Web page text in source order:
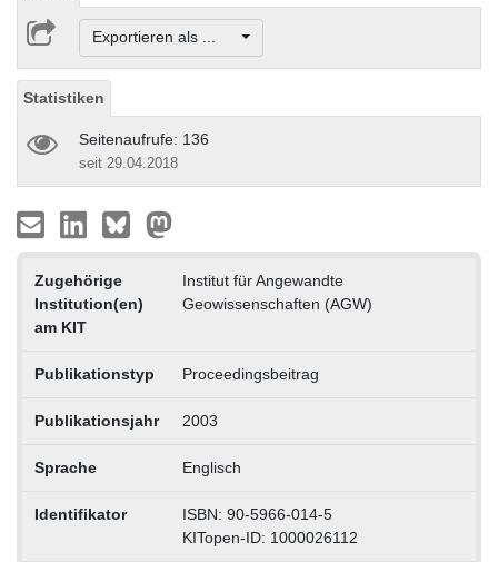
Exportieren als ...
Statistiken
Seitenaufrufe: 136
seit 29.04.2018
Zugehörige
Institution(en)
am KIT
Institut für Angewandte
Geowissenschaften (AGW)
Publikationstyp Proceedingsbeitrag
Publikationsjahr 2003
Sprache Englisch
Identifikator
ISBN: 90-5966-014-5
KITopen-ID: 1000026112